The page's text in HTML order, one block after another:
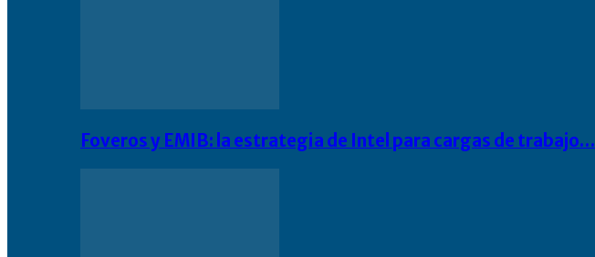
Foveros y EMIB: la estrategia de Intel para cargas de trabajo…